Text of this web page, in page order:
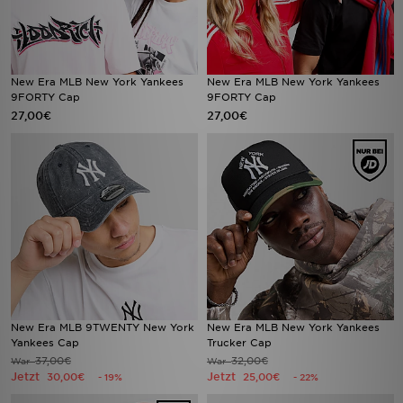
New Era MLB New York Yankees
9FORTY Cap
27,00€
New Era MLB New York Yankees
9FORTY Cap
27,00€
New Era MLB 9TWENTY New York
Yankees Cap
War37,00€
Jetzt 30,00€ - 19%
New Era MLB New York Yankees
Trucker Cap
War32,00€
Jetzt 25,00€ - 22%